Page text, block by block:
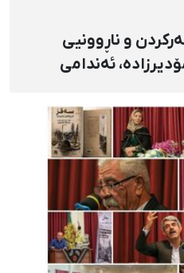
و ناڕوونیی
ئەندامی